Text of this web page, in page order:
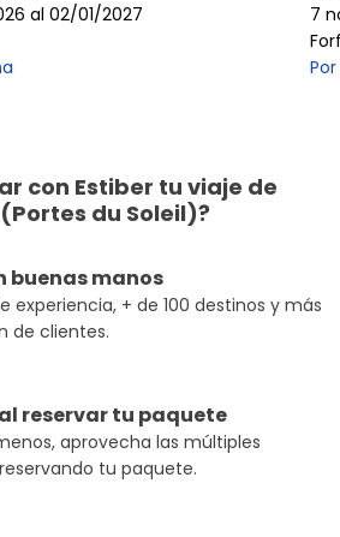
al 02/01/2027
7
Por
con Estiber tu viaje de
du Soleil)?
buenas manos
experiencia, + de 100 destinos y más
de clientes.
reservar tu paquete
aprovecha las múltiples
tu paquete.